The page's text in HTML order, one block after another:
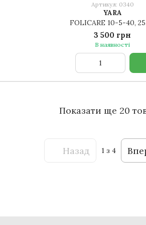
Артикул: 0340
YARA
FOLICARE 10-5-40,
3 500 грн
В наявності
Показати ще 20
Назад 1 з 4